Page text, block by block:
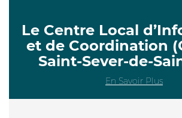
Le Centre Local
et de Coordination
Saint-Sever-de-
En Savoir Plus